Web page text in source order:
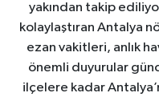
yakından takip
kolaylaştıran Antalya
ezan vakitleri, anlık
önemli duyurular
ilçelere kadar